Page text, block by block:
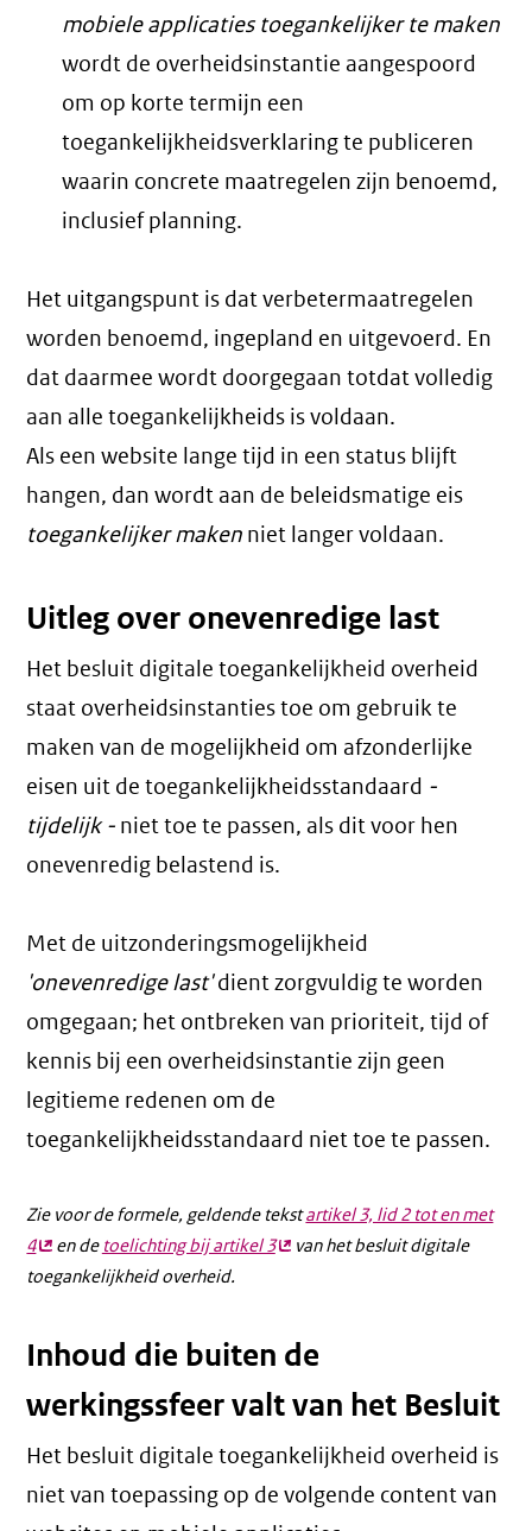
mobiele applicaties toegankelijker te maken
wordt de overheidsinstantie aangespoord
om op korte termijn een
toegankelijkheidsverklaring te publiceren
waarin concrete maatregelen zijn benoemd,
inclusief planning.
Het uitgangspunt is dat verbetermaatregelen
worden benoemd, ingepland en uitgevoerd. En
dat daarmee wordt doorgegaan totdat volledig
aan alle toegankelijkheids is voldaan.
Als een website lange tijd in een status blijft
hangen, dan wordt aan de beleidsmatige eis
toegankelijker maken niet langer voldaan.
Uitleg over onevenredige last
Het besluit digitale toegankelijkheid overheid
staat overheidsinstanties toe om gebruik te
maken van de mogelijkheid om afzonderlijke
eisen uit de toegankelijkheidsstandaard -
tijdelijk - niet toe te passen, als dit voor hen
onevenredig belastend is.
Met de uitzonderingsmogelijkheid
'onevenredige last'dient zorgvuldig te worden
omgegaan; het ontbreken van prioriteit, tijd of
kennis bij een overheidsinstantie zijn geen
legitieme redenen om de
toegankelijkheidsstandaard niet toe te passen.
Zie voor de formele, geldende tekstartikel 3, lid 2 tot en met
4(externe
link)
en de toelichting bij artikel 3(externe
van het besluit digitale
toegankelijkheid overheid.
Inhoud die buiten de
werkingssfeer valt van het Besluit
Het besluit digitale toegankelijkheid overheid is
niet van toepassing op de volgende content van